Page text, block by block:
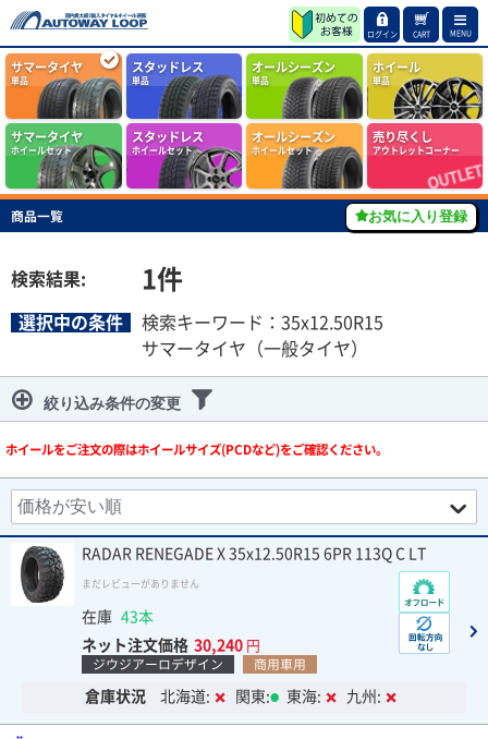
ログイン CART MENU
サマータイヤ
単品
スタッドレス
単品
オールシーズン
単品
ホイール
単品
サマータイヤ
ホイールセット
スタッドレス
ホイールセット
オールシーズン
ホイールセット
売り尽くし
アウトレットコーナー
商品一覧
検索結果: 1件
選択中の条件
検索キーワード：35x12.50R15
サマータイヤ（一般タイヤ）
絞り込み条件の変更
ホイールをご注文の際はホイールサイズ(PCDなど)をご確認ください。
お気に入り登録
RADAR RENEGADE X 35x12.50R15 6PR 113Q C LT
まだレビューがありません
在庫 43本
ネット注文価格 30,240 円
ジウジアーロデザイン 商用車用
倉庫状況 北海道: 関東: 東海: 九州: